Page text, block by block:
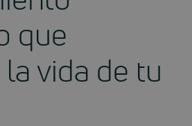
que
vida de tu